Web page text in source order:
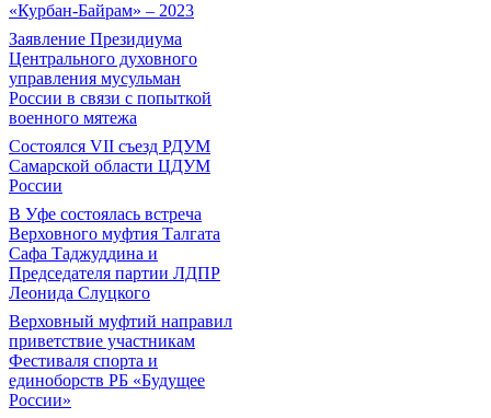
«Курбан-Байрам» – 2023
Заявление Президиума
Центрального духовного
управления мусульман
России в связи с попыткой
военного мятежа
Состоялся VII съезд РДУМ
Самарской области ЦДУМ
России
В Уфе состоялась встреча
Верховного муфтия Талгата
Сафа Таджуддина и
Председателя партии ЛДПР
Леонида Слуцкого
Верховный муфтий направил
приветствие участникам
Фестиваля спорта и
единоборств РБ «Будущее
России»